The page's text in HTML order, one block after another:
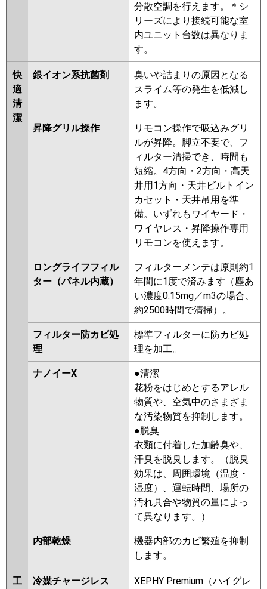
分散空調を行えます。＊シ
リーズにより接続可能な室
内ユニット台数は異なりま
す。
快
適
清
潔
銀イオン系抗菌剤
臭いや詰まりの原因となる
スライム等の発生を低減し
ます。
昇降グリル操作
リモコン操作で吸込みグリ
ルが昇降。脚立不要で、フ
ィルター清掃でき、時間も
短縮。4方向・2方向・高天
井用1方向・天井ビルトイン
カセット・天井吊用を準
備。いずれもワイヤード・
ワイヤレス・昇降操作専用
リモコンを使えます。
ロングライフフィル
ター（パネル内蔵）
フィルターメンテは原則約1
年間に1度で済みます（塵あ
い濃度0.15mg／m3の場合、
約2500時間で清掃）。
フィルター防カビ処
理
標準フィルターに防カビ処
理を加工。
ナノイーX
●清潔
花粉をはじめとするアレル
物質や、空気中のさまざま
な汚染物質を抑制します。
●脱臭
衣類に付着した加齢臭や、
汗臭を脱臭します。（脱臭
効果は、周囲環境（温度・
湿度）、運転時間、場所の
汚れ具合や物質の量によっ
て異なります。）
内部乾燥
機器内部のカビ繁殖を抑制
します。
工
冷媒チャージレス
XEPHY Premium（ハイグレ